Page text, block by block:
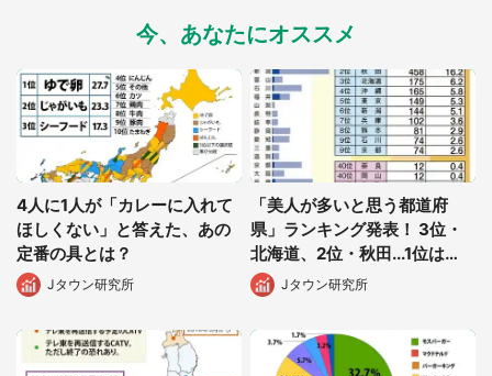
今、あなたにオススメ
4人に1人が「カレーに入れて
ほしくない」と答えた、あの
定番の具とは？
Jタウン研究所
「美人が多いと思う都道府
県」ランキング発表！ 3位・
北海道、2位・秋田...1位は
「あの県」だった
Jタウン研究所